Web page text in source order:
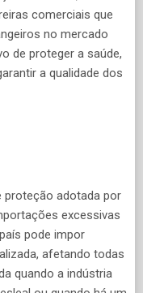
comerciais que
no mercado
de proteger a saúde,
a qualidade dos
proteção adotada por
excessivas
pode impor
afetando todas
quando a indústria